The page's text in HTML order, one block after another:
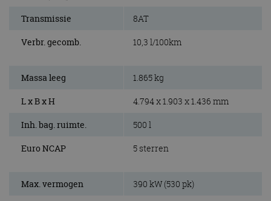
Transmissie 8AT
Verbr. gecomb. 10,3 l/100km
Massa leeg 1.865 kg
L x B x H 4.794 x 1.903 x 1.436 mm
Inh. bag. ruimte. 500 l
Euro NCAP 5 sterren
Max. vermogen 390 kW (530 pk)